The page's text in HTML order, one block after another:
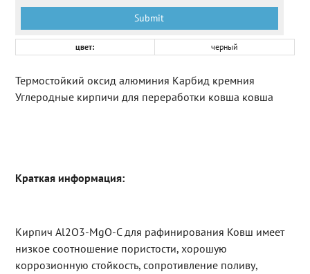
цвет: черный
Термостойкий оксид алюминия Карбид кремния
Углеродные кирпичи для переработки ковша ковша
Краткая информация:
Кирпич Al2O3-MgO-C для рафинирования Ковш имеет
низкое соотношение пористости, хорошую
коррозионную стойкость, сопротивление поливу,